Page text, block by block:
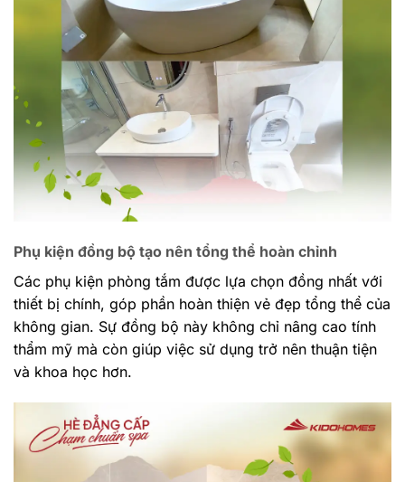
Phụ kiện đồng bộ tạo nên tổng thể hoàn chỉnh
Các phụ kiện phòng tắm được lựa chọn đồng nhất với
thiết bị chính, góp phần hoàn thiện vẻ đẹp tổng thể của
không gian. Sự đồng bộ này không chỉ nâng cao tính
thẩm mỹ mà còn giúp việc sử dụng trở nên thuận tiện
và khoa học hơn.